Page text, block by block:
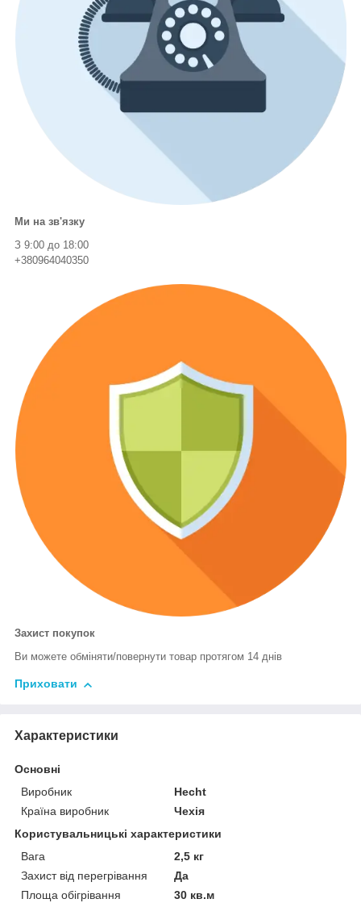
Ми на зв'язку
З 9:00 до 18:00
+380964040350
Захист покупок
Ви можете обміняти/повернути товар протягом 14 днів
Приховати
Характеристики
Основні
Виробник
Hecht
Країна виробник
Чехія
Користувальницькі характеристики
Вага
2,5 кг
Захист від перегрівання
Да
Площа обігрівання
30 кв.м